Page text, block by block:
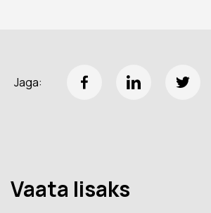
Jaga:
Vaata lisaks